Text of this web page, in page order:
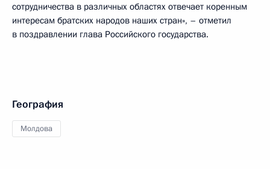
сотрудничества в различных областях отвечает коренным
интересам братских народов наших стран», – отметил
в поздравлении глава Российского государства.
География
Молдова